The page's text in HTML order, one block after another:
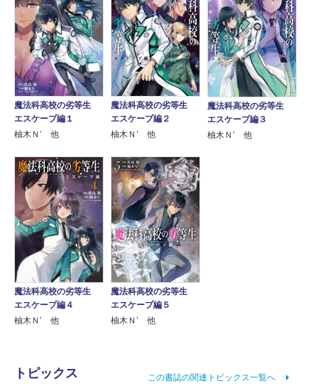
魔法科高校の劣等生
エスケープ編１
柚木Ｎ’ 他
魔法科高校の劣等生
エスケープ編２
柚木Ｎ’ 他
魔法科高校の劣等生
エスケープ編３
柚木Ｎ’ 他
魔法科高校の劣等生
エスケープ編４
柚木Ｎ’ 他
魔法科高校の劣等生
エスケープ編５
柚木Ｎ’ 他
トピックス この書誌の関連トピックス一覧へ